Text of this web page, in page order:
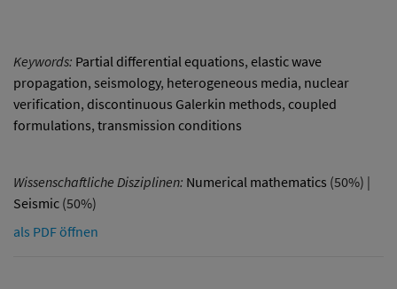
Keywords: Partial differential equations, elastic wave
propagation, seismology, heterogeneous media, nuclear
verification, discontinuous Galerkin methods, coupled
formulations, transmission conditions
Wissenschaftliche Disziplinen: Numerical mathematics (50%) |
Seismic (50%)
als PDF öffnen